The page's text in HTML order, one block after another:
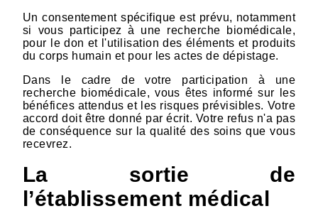
Un consentement spécifique est prévu, notamment
si vous participez à une recherche biomédicale,
pour le don et l'utilisation des éléments et produits
du corps humain et pour les actes de dépistage.
Dans le cadre de votre participation à une
recherche biomédicale, vous êtes informé sur les
bénéfices attendus et les risques prévisibles. Votre
accord doit être donné par écrit. Votre refus n'a pas
de conséquence sur la qualité des soins que vous
recevrez.
La sortie de
l’établissement médical